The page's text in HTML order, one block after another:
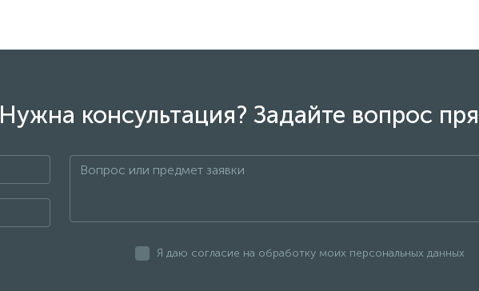
Нужна консультация? Задайте вопрос
Я даю согласие на обработку моих персональных данных